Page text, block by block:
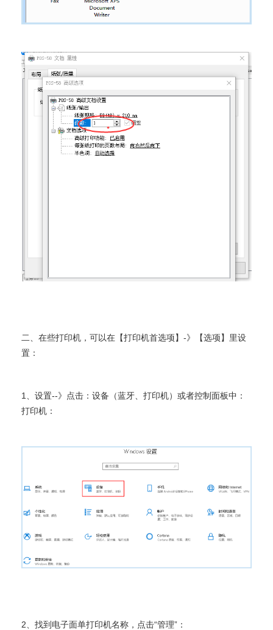
二、在些打印机，可以在【打印机首选项】-》【选项】里设
置：
1、设置--》点击：设备（蓝牙、打印机）或者控制面板中：
打印机：
2、找到电子面单打印机名称，点击“管理”：